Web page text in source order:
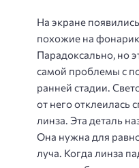
На экране
похожие на
Парадоксально, но
самой проблемы с
ранней стадии.
от него отклеилась
линза. Эта деталь
Она нужна для
луча. Когда линза